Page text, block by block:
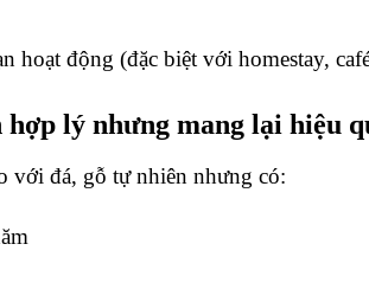
hoạt động (đặc biệt với homestay,
hợp lý nhưng mang lại hiệu
với đá, gỗ tự nhiên nhưng có: